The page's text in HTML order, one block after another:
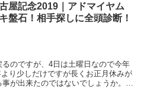
屋記念2019｜アドマイヤム
盤石！相手探しに全頭診断！
のですが、4日は土曜日なので今年
り少しだけですが長くお正月休みが
が出来たのではないでしょうか。